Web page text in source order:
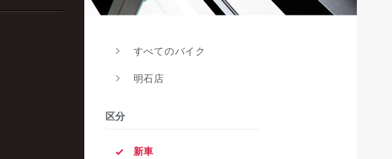
すべてのバイク
明石店
区分
新車